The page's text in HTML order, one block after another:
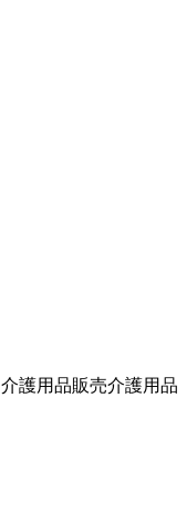
介護用品販売介護用品